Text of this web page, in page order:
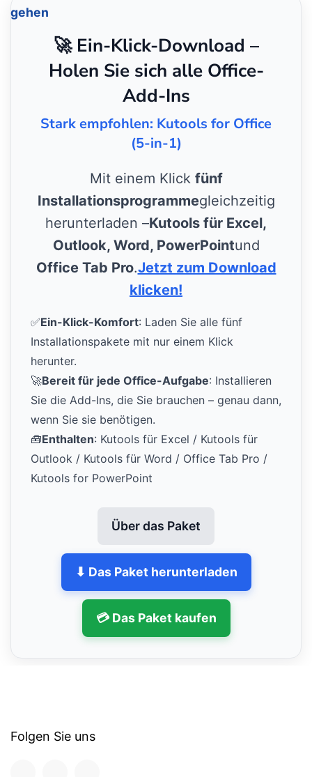
gehen
🚀 Ein-Klick-Download –
Holen Sie sich alle Office-
Add-Ins
Stark empfohlen: Kutools for Office
(5-in-1)
Mit einem Klick fünf
Installationsprogrammegleichzeitig
herunterladen –Kutools für Excel,
Outlook, Word, PowerPointund
Office Tab Pro.Jetzt zum Download
klicken!
✅Ein-Klick-Komfort: Laden Sie alle fünf
Installationspakete mit nur einem Klick
herunter.
🚀Bereit für jede Office-Aufgabe: Installieren
Sie die Add-Ins, die Sie brauchen – genau dann,
wenn Sie sie benötigen.
🧰Enthalten: Kutools für Excel / Kutools für
Outlook / Kutools für Word / Office Tab Pro /
Kutools for PowerPoint
Über das Paket
⬇ Das Paket herunterladen
💳 Das Paket kaufen
Folgen Sie uns